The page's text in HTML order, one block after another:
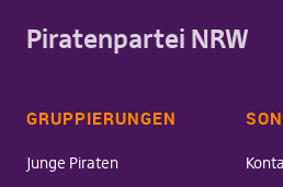
Piratenpartei NRW
GRUPPIERUNGEN
Junge Piraten